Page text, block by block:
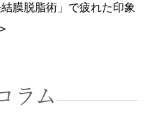
膜脱脂術」で疲れた印象
ラム